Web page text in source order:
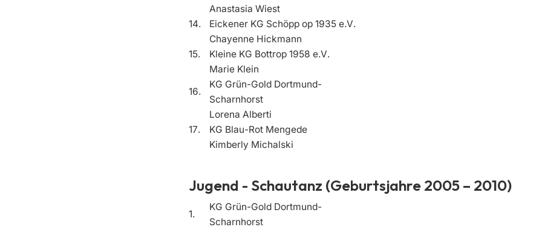
Anastasia Wiest
14.
Eickener KG Schöpp op 1935 e.V.
Chayenne Hickmann
15.
Kleine KG Bottrop 1958 e.V.
Marie Klein
16.
KG Grün-Gold Dortmund-
Scharnhorst
Lorena Alberti
17.
KG Blau-Rot Mengede
Kimberly Michalski
Jugend - Schautanz (Geburtsjahre 2005 – 2010)
1.
KG Grün-Gold Dortmund-
Scharnhorst